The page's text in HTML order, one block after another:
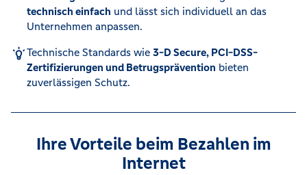
technisch einfach und lässt sich individuell an das
Unternehmen anpassen.
Technische Standards wie 3-D Secure, PCI-DSS-
Zertifizierungen und Betrugsprävention bieten
zuverlässigen Schutz.
Ihre Vorteile beim Bezahlen im
Internet